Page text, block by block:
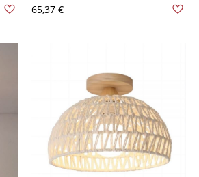
120 V 17,78 cm
65,37 €